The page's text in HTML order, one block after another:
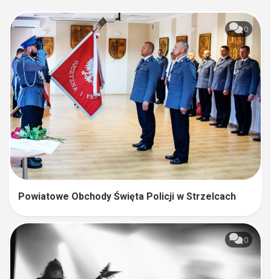
0
Powiatowe Obchody Święta Policji w Strzelcach
0